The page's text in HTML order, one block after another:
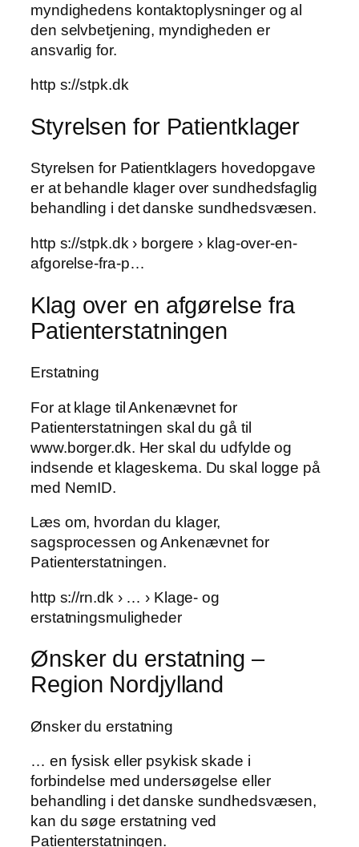
myndighedens kontaktoplysninger og al
den selvbetjening, myndigheden er
ansvarlig for.
http s://stpk.dk
Styrelsen for Patientklager
Styrelsen for Patientklagers hovedopgave
er at behandle klager over sundhedsfaglig
behandling i det danske sundhedsvæsen.
http s://stpk.dk › borgere › klag-over-en-
afgorelse-fra-p…
Klag over en afgørelse fra
Patienterstatningen
Erstatning
For at klage til Ankenævnet for
Patienterstatningen skal du gå til
www.borger.dk. Her skal du udfylde og
indsende et klageskema. Du skal logge på
med NemID.
Læs om, hvordan du klager,
sagsprocessen og Ankenævnet for
Patienterstatningen.
http s://rn.dk › … › Klage- og
erstatningsmuligheder
Ønsker du erstatning –
Region Nordjylland
Ønsker du erstatning
… en fysisk eller psykisk skade i
forbindelse med undersøgelse eller
behandling i det danske sundhedsvæsen,
kan du søge erstatning ved
Patienterstatningen.